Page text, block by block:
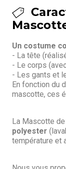
Un costume
- La tête
- Le corps
- Les gants et
En fonction du
mascotte, ces
La Mascotte
polyester
température et